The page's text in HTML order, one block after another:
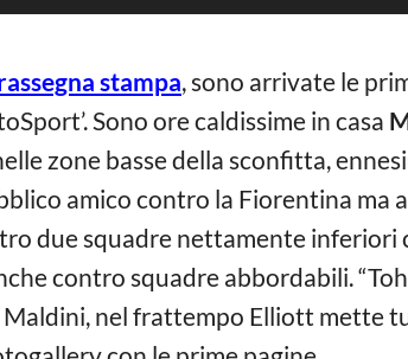
stampa, sono arrivate le
Sono ore caldissime in casa
zone basse della sconfitta,
amico contro la Fiorentina ma
due squadre nettamente inferiori
contro squadre abbordabili. “Toh,
Maldini, nel frattempo Elliott mette